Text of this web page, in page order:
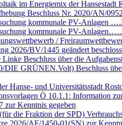
im Energiemix der Hansestadt
Beschluss Nr. 2020/AN/
kommunale PV-Anlagen
kommunale PV-
/
2026/BV/1445 geändert
Beschluss über die
GRÜNEN.Volt) Beschluss
Hanse- und Universitätsstadt
Ö 10.1.1: Information
zur Kenntnis gegeben
die Fraktion der SPD)